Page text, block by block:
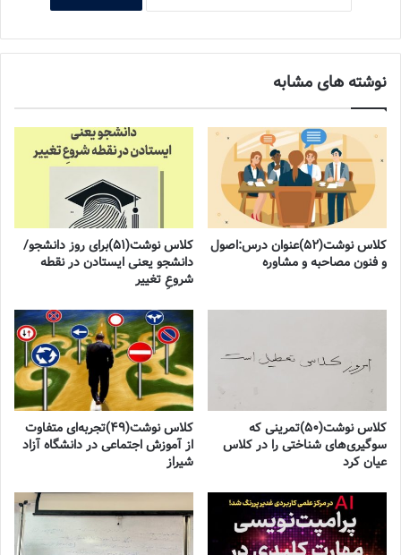
نوشته های مشابه
کلاس نوشت(۵۲)عنوان درس:اصول
و فنون مصاحبه و مشاوره
کلاس نوشت(۵۱)برای روز دانشجو/
دانشجو یعنی ایستادن در نقطه
شروعِ تغییر
کلاس نوشت(۵۰)تمرینی که
سوگیری‌های شناختی را در کلاس
عیان کرد
کلاس نوشت(۴۹)تجربه‌ای متفاوت
از آموزش اجتماعی در دانشگاه آزاد
شیراز